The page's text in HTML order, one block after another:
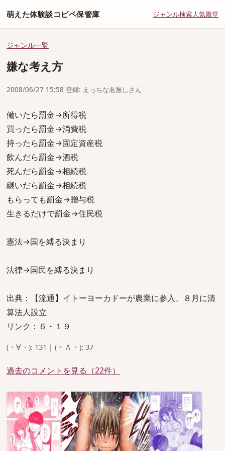
萌えた体験談コピペ保管庫 ジャンル検索人気殿堂
ジャンル一覧
嫌な考え方
2008/06/27 15:58 登録: えっちな名無しさん
働いたら罰金→所得税
買ったら罰金→消費税
持ったら罰金→固定資産税
飲んだら罰金→酒税
死んだら罰金→相続税
継いだら罰金→相続税
もらっても罰金→贈与税
生きるだけで罰金→住民税
憲法→国を縛る決まり
法律→国民を縛る決まり
出典：【流通】イトーヨーカドーが農業に参入、８月に清
算法人設立
リンク：６・１９
(・∀・): 131 | (・Ａ・): 37
過去のコメントを見る（22件）